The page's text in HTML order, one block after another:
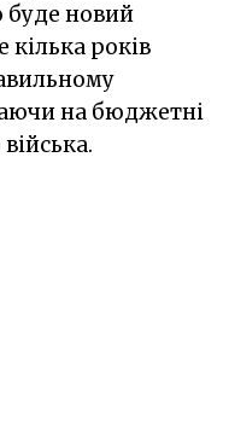
буде новий
кілька років
на бюджетні